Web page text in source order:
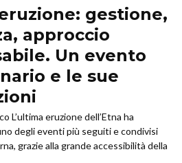
gestione,
approccio
Un evento
e le sue
L’ultima eruzione dell’Etna ha
degli eventi più seguiti e condivisi
grazie alla grande accessibilità della